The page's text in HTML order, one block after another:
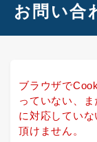
お問い合
ブラウザで
っていない、
に対応してい
頂けません。